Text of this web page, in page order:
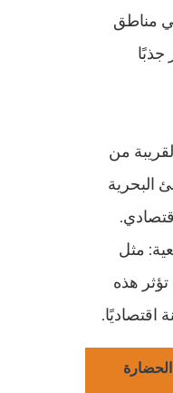
مناطق
جذبًا
من
البحرية
مثل
هذه
اقتصاديًا.